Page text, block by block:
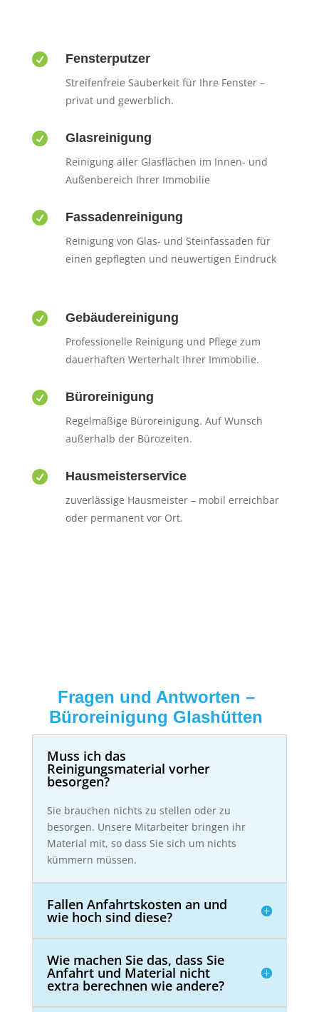
 Fensterputzer
Streifenfreie Sauberkeit für Ihre Fenster –
privat und gewerblich.
 Glasreinigung
Reinigung aller Glasflächen im Innen- und
Außenbereich Ihrer Immobilie
 Fassadenreinigung
Reinigung von Glas- und Steinfassaden für
einen gepflegten und neuwertigen Eindruck
 Gebäudereinigung
Professionelle Reinigung und Pflege zum
dauerhaften Werterhalt Ihrer Immobilie.
 Büroreinigung
Regelmäßige Büroreinigung. Auf Wunsch
außerhalb der Bürozeiten.
 Hausmeisterservice
zuverlässige Hausmeister – mobil erreichbar
oder permanent vor Ort.
Fragen und Antworten –
Büroreinigung Glashütten
Muss ich das
Reinigungsmaterial vorher
besorgen?
Sie brauchen nichts zu stellen oder zu
besorgen. Unsere Mitarbeiter bringen ihr
Material mit, so dass Sie sich um nichts
kümmern müssen.
Fallen Anfahrtskosten an und
wie hoch sind diese?
Wie machen Sie das, dass Sie
Anfahrt und Material nicht
extra berechnen wie andere?